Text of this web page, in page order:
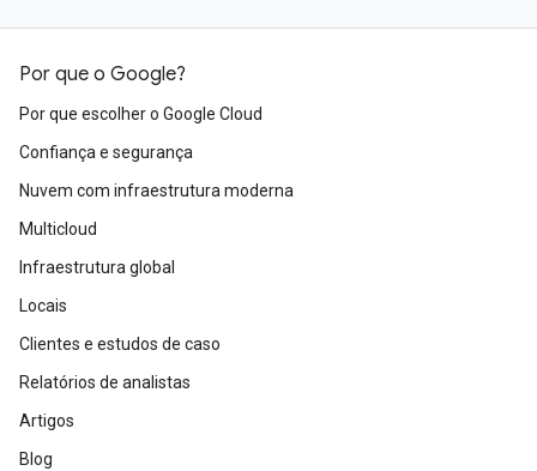
Por que o Google?
Por que escolher o Google Cloud
Confiança e segurança
Nuvem com infraestrutura moderna
Multicloud
Infraestrutura global
Locais
Clientes e estudos de caso
Relatórios de analistas
Artigos
Blog